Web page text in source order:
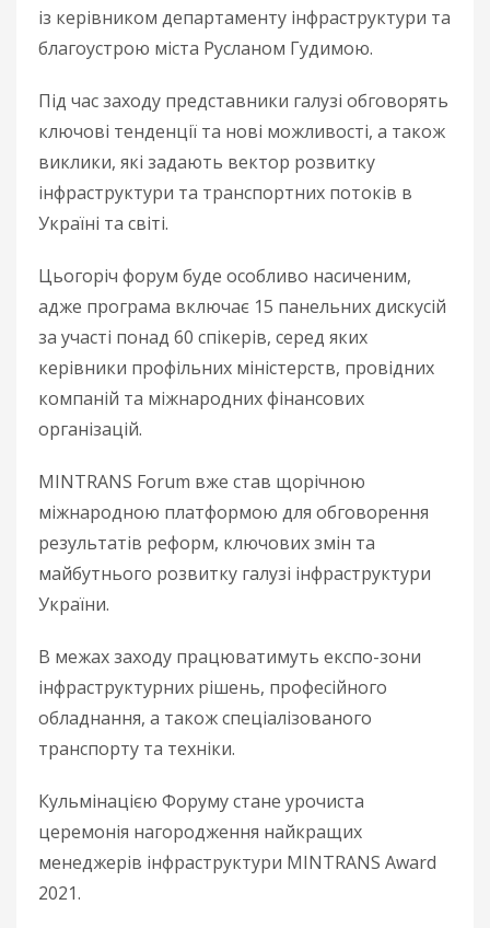
із керівником департаменту інфраструктури та
благоустрою міста Русланом Гудимою.
Під час заходу представники галузі обговорять
ключові тенденції та нові можливості, а також
виклики, які задають вектор розвитку
інфраструктури та транспортних потоків в
Україні та світі.
Цьогоріч форум буде особливо насиченим,
адже програма включає 15 панельних дискусій
за участі понад 60 спікерів, серед яких
керівники профільних міністерств, провідних
компаній та міжнародних фінансових
організацій.
MINTRANS Forum вже став щорічною
міжнародною платформою для обговорення
результатів реформ, ключових змін та
майбутнього розвитку галузі інфраструктури
України.
В межах заходу працюватимуть експо-зони
інфраструктурних рішень, професійного
обладнання, а також спеціалізованого
транспорту та техніки.
Кульмінацією Форуму стане урочиста
церемонія нагородження найкращих
менеджерів інфраструктури MINTRANS Award
2021.